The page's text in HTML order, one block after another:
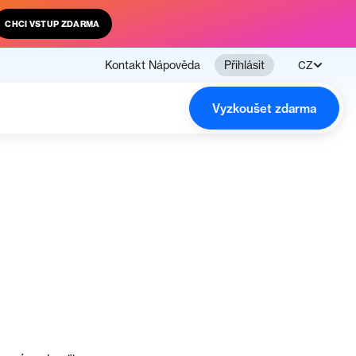
CHCI VSTUP ZDARMA
Kontakt Nápověda Přihlásit CZ
Vyzkoušet zdarma